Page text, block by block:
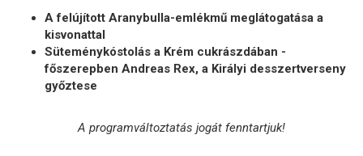
A felújított Aranybulla-emlékmű meglátogatása a
kisvonattal
Süteménykóstolás a Krém cukrászdában -
főszerepben Andreas Rex, a Királyi desszertverseny
győztese
A programváltoztatás jogát fenntartjuk!